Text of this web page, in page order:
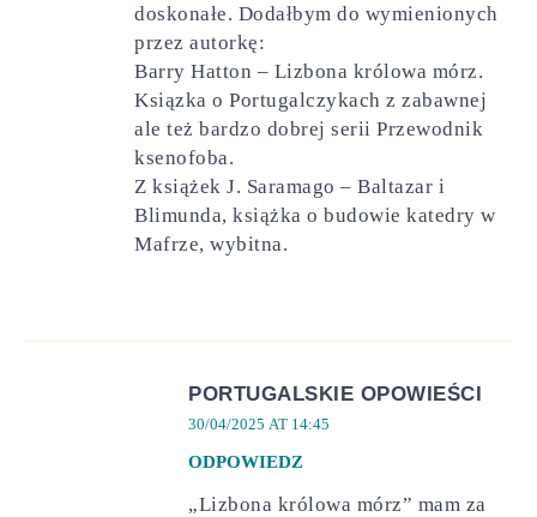
doskonałe. Dodałbym do wymienionych
przez autorkę:
Barry Hatton – Lizbona królowa mórz.
Ksiązka o Portugalczykach z zabawnej
ale też bardzo dobrej serii Przewodnik
ksenofoba.
Z książek J. Saramago – Baltazar i
Blimunda, książka o budowie katedry w
Mafrze, wybitna.
PORTUGALSKIE OPOWIEŚCI
30/04/2025 AT 14:45
ODPOWIEDZ
„Lizbona królowa mórz” mam za